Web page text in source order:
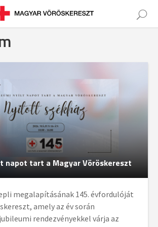
napot tart a Magyar Vöröskereszt
megalapításának 145. évfordulóját
amely az év során
rendezvényekkel várja az